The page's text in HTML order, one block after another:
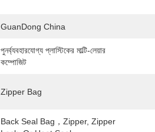
GuanDong China
পুনর্ব্যবহারযোগ্য প্লাস্টিকের মাল্টি-লেয়ার
কম্পোজিট
Zipper Bag
Back Seal Bag，Zipper, Zipper